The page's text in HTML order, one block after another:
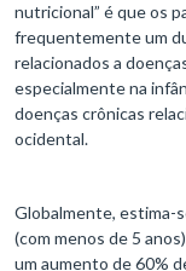
nutricional” é que os
frequentemente um
relacionados a
especialmente na
doenças crônicas
ocidental.
Globalmente, estima-
(com menos de 5
um aumento de 60%